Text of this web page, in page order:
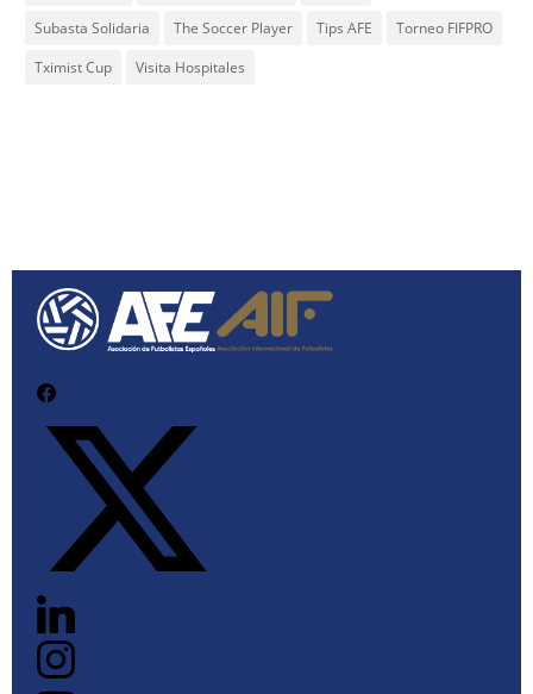
Subasta Solidaria
The Soccer Player Tips AFE
Torneo FIFPRO
Tximist Cup
Visita Hospitales